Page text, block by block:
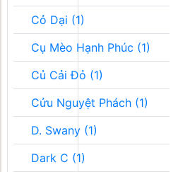
Cỏ Dại (1)
Cụ Mèo Hạnh Phúc (1)
Củ Cải Đỏ (1)
Cửu Nguyệt Phách (1)
D. Swany (1)
Dark C (1)